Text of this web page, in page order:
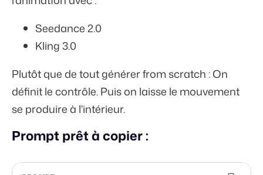
Seedance 2.0
Kling 3.0
Plutôt que de tout générer from scratch : On
définit le contrôle. Puis on laisse le mouvement
se produire à l'intérieur.
Prompt prêt à copier :